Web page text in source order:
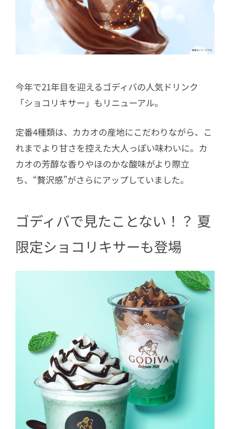
今年で21年目を迎えるゴディバの人気ドリンク
「ショコリキサー」もリニューアル。
定番4種類は、カカオの産地にこだわりながら、こ
れまでより甘さを控えた大人っぽい味わいに。カ
カオの芳醇な香りやほのかな酸味がより際立
ち、“贅沢感”がさらにアップしていました。
ゴディバで見たことない！？ 夏
限定ショコリキサーも登場